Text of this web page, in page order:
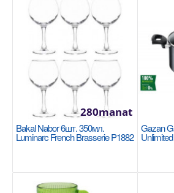
Saç 22см Tefal Excellence
Лучшее антипригарное
себя Titanium Anti-Scratch -
антипригарное покр..
Availability
Bakal Nabor 6шт. 350мл.
Luminarc French Brasserie P1882
280manat
Gazan